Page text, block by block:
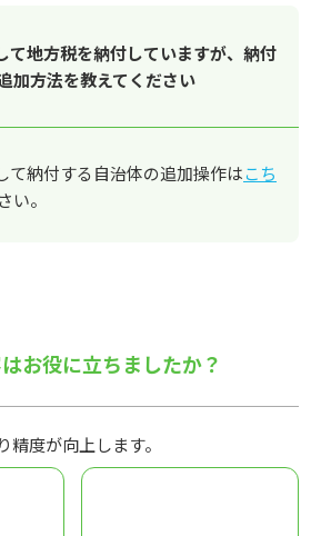
て地方税を納付していますが、納付
加方法を教えてください
て納付する自治体の追加操作はこち
い。
お役に立ちましたか？
精度が向上します。